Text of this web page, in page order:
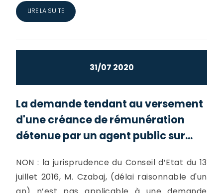
LIRE LA SUITE
31/07 2020
La demande tendant au versement
d'une créance de rémunération
détenue par un agent public sur...
NON : la jurisprudence du Conseil d’Etat du 13
juillet 2016, M. Czabaj, (délai raisonnable d'un